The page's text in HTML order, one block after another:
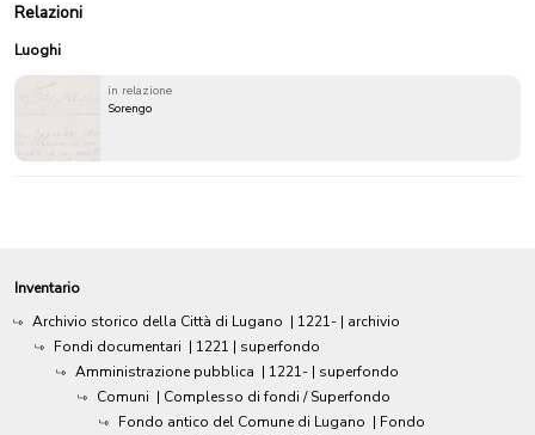
Relazioni
Luoghi
in relazione
Sorengo
Inventario
Archivio storico della Città di Lugano | 1221- | archivio
Fondi documentari | 1221 | superfondo
Amministrazione pubblica | 1221- | superfondo
Comuni | Complesso di fondi / Superfondo
Fondo antico del Comune di Lugano | Fondo